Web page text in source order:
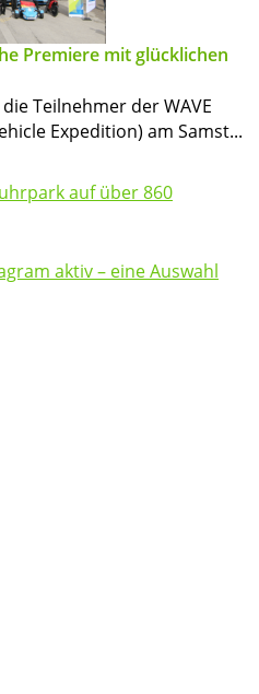
Premiere mit glücklichen
Teilnehmer der WAVE
Expedition) am Samst...
auf über 860
aktiv – eine Auswahl